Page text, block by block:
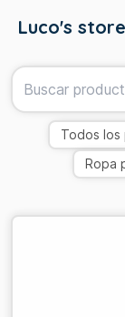
Luco's store
Todos
Ropa